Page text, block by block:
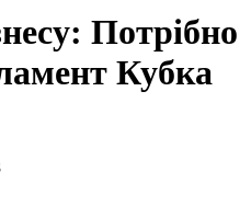
Потрібно
Кубка